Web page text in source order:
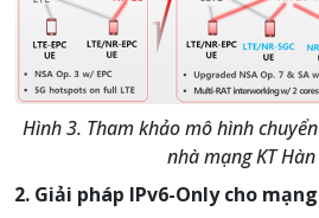
Hình 3. Tham khảo mô hình
nhà mạng KT
2. Giải pháp IPv6-Only cho